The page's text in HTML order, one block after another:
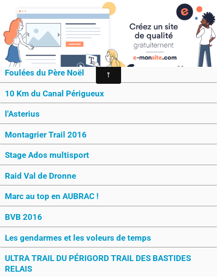
MONTAGRIER VTT-TRAIL
association montagrier sports loisirs
Trail & Raid
Foulées du Père Noël
10 Km du Canal Périgueux
l'Asterius
Montagrier Trail 2016
Stage Ados multisport
Raid Val de Dronne
Marc au top en AUBRAC !
BVB 2016
Les gendarmes et les voleurs de temps
ULTRA TRAIL DU PÉRIGORD TRAIL DES BASTIDES
RELAIS